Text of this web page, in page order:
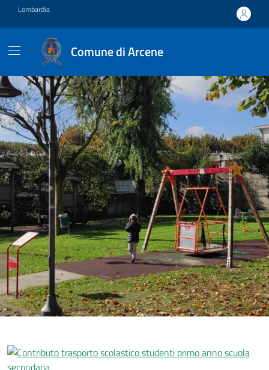
Vai ai contenuti
Vai al footer
Lombardia
Comune di Arcene
Comune di Arcene